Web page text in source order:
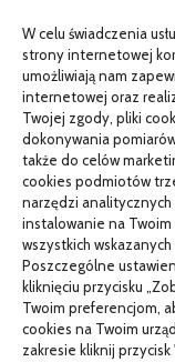
W celu świadczenia
strony internetowej
umożliwiają nam
internetowej oraz
Twojej zgody, pliki
dokonywania
także do celów
cookies podmiotów
narzędzi analitycznych
instalowanie na
wszystkich
Poszczególne
kliknięciu przycisku
Twoim preferencjom,
cookies na Twoim
zakresie kliknij
PR od podstaw w
Termin do
Porządkowanie
TO SIĘ CZYTA
Gorąca oraz
pojechać na wczasy
Czemu warto
Właściwe domy z